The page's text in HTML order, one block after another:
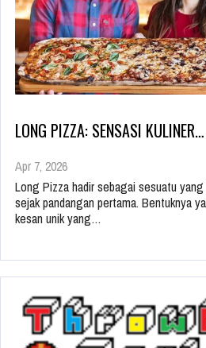
LONG PIZZA: SENSASI KULINER…
Apr 7, 2026
Long Pizza hadir sebagai sesuatu
sejak pandangan pertama. Bentuknya
kesan unik yang…